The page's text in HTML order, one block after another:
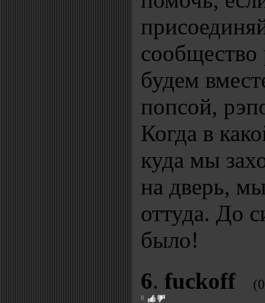
сообщество
будем
попсой,
Когда в
куда мы
на дверь,
оттуда. До
было!
6. fuckoff
0